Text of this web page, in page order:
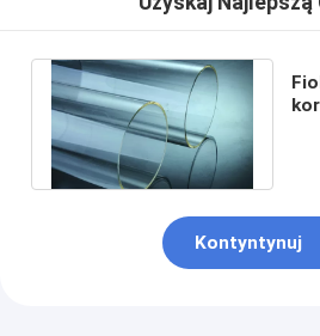
Kontyntynuj